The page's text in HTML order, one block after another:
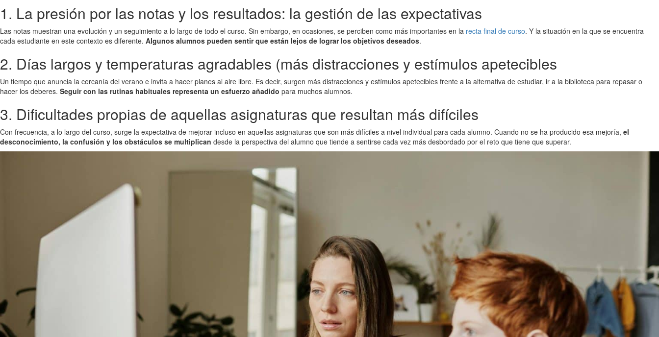
1. La presión por las notas y los resultados: la gestión de las expectativas
Las notas muestran una evolución y un seguimiento a lo largo de todo el curso. Sin embargo, en ocasiones, se perciben como más importantes en la recta final de curso. Y la situación en la que se encuentra
cada estudiante en este contexto es diferente. Algunos alumnos pueden sentir que están lejos de lograr los objetivos deseados.
2. Días largos y temperaturas agradables (más distracciones y estímulos apetecibles
Un tiempo que anuncia la cercanía del verano e invita a hacer planes al aire libre. Es decir, surgen más distracciones y estímulos apetecibles frente a la alternativa de estudiar, ir a la biblioteca para repasar o
hacer los deberes. Seguir con las rutinas habituales representa un esfuerzo añadido para muchos alumnos.
3. Dificultades propias de aquellas asignaturas que resultan más difíciles
Con frecuencia, a lo largo del curso, surge la expectativa de mejorar incluso en aquellas asignaturas que son más difíciles a nivel individual para cada alumno. Cuando no se ha producido esa mejoría, el
desconocimiento, la confusión y los obstáculos se multiplican desde la perspectiva del alumno que tiende a sentirse cada vez más desbordado por el reto que tiene que superar.